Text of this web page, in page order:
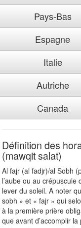
Pays-Bas
Espagne
Italie
Autriche
Canada
Définition des
(mawqit salat)
Al fajr (al fadjr)/al Sobh
l’aube ou au
lever du soleil. A noter
sobh » et « fajr » qui
à la première prière
que avant d’accomplir